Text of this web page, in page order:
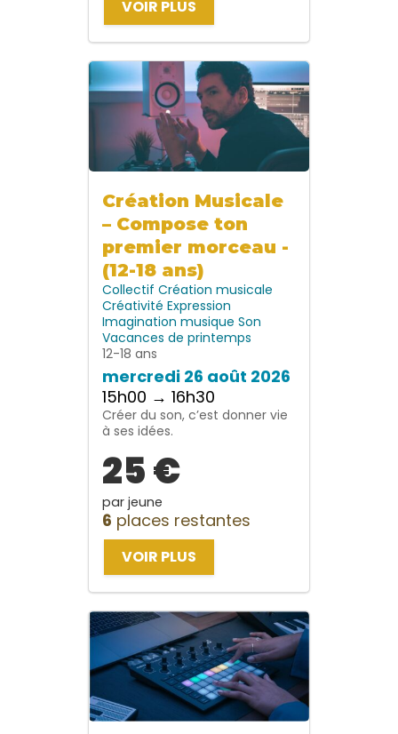
VOIR PLUS
Création Musicale
– Compose ton
premier morceau -
(12-18 ans)
Collectif Création musicale
Créativité Expression
Imagination musique Son
Vacances de printemps
12-18 ans
mercredi 26 août 2026
15h00 → 16h30
Créer du son, c’est donner vie
à ses idées.
25 €
par jeune
6 places restantes
VOIR PLUS